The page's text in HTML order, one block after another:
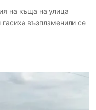
на къща на улица
възпламенили се